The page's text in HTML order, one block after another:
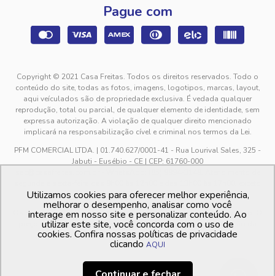
Pague com
Copyright © 2021 Casa Freitas. Todos os direitos reservados. Todo o
conteúdo do site, todas as fotos, imagens, logotipos, marcas, layout,
aqui veículados são de propriedade exclusiva. É vedada qualquer
reprodução, total ou parcial, de qualquer elemento de identidade, sem
expressa autorização. A violação de qualquer direito mencionado
implicará na responsabilização cível e criminal nos termos da Lei.
PFM COMERCIAL LTDA. | 01.740.627/0001-41 - Rua Lourival Sales, 325 -
Jabuti - Eusébio - CE | CEP: 61760-000
feriados.
Os preços dos produtos estão sujeitos a alteração sem aviso prévio. O
preço valido é sempre o apresentado no momento da finalização da
compra, no carrinho de compras.
Utilizamos cookies para oferecer melhor experiência,
melhorar o desempenho, analisar como você
interage em nosso site e personalizar conteúdo. Ao
utilizar este site, você concorda com o uso de
cookies. Confira nossas políticas de privacidade
clicando AQUI